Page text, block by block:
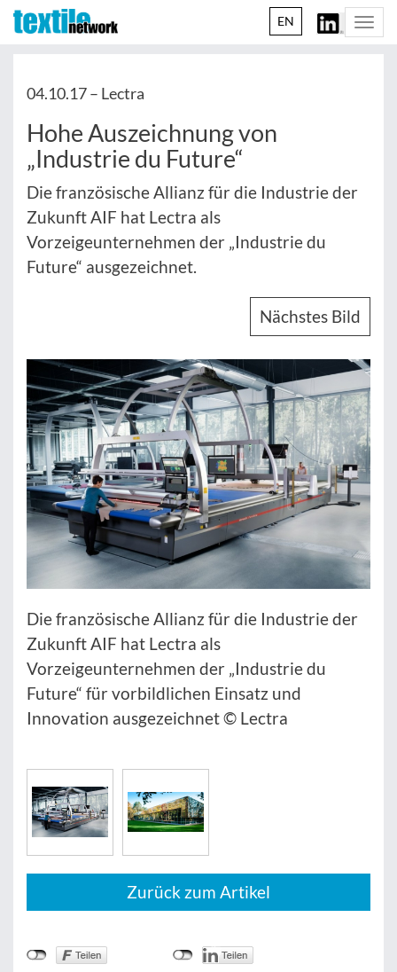
EN
04.10.17 – Lectra
Hohe Auszeichnung von
„Industrie du Future“
Die französische Allianz für die Industrie der
Zukunft AIF hat Lectra als
Vorzeigeunternehmen der „Industrie du
Future“ ausgezeichnet.
Nächstes Bild
Die französische Allianz für die Industrie der
Zukunft AIF hat Lectra als
Vorzeigeunternehmen der „Industrie du
Future“ für vorbildlichen Einsatz und
Innovation ausgezeichnet © Lectra
Zurück zum Artikel